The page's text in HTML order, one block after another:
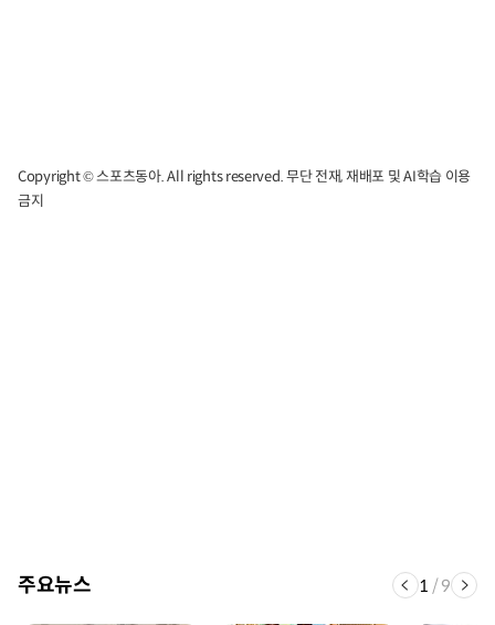
Copyright © 스포츠동아. All rights reserved. 무단 전재, 재배포 및 AI학습 이용
금지
주요뉴스 1 /9